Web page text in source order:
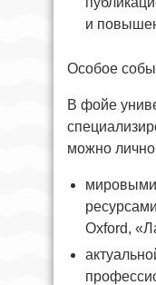
и
Особое
В фойе
можно лично
Oxford,